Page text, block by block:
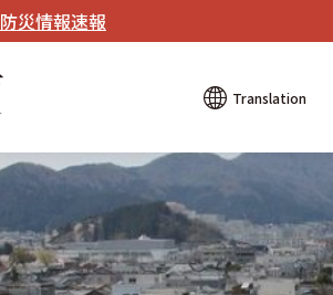
防災情報速報
Translation